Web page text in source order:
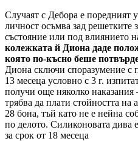
Случаят с Дебора е поредният
личност осъмва зад решетките
състояние или под влиянието
колежката й Диона даде
която по-късно беше
Диона сключи споразумение с
13 месеца условно с 3 г.
получи още няколко наказания
трябва да плати стойността на
28 бона, тъй като не е нейна
по делото. Силиконовата дива
за срок от 18 месеца